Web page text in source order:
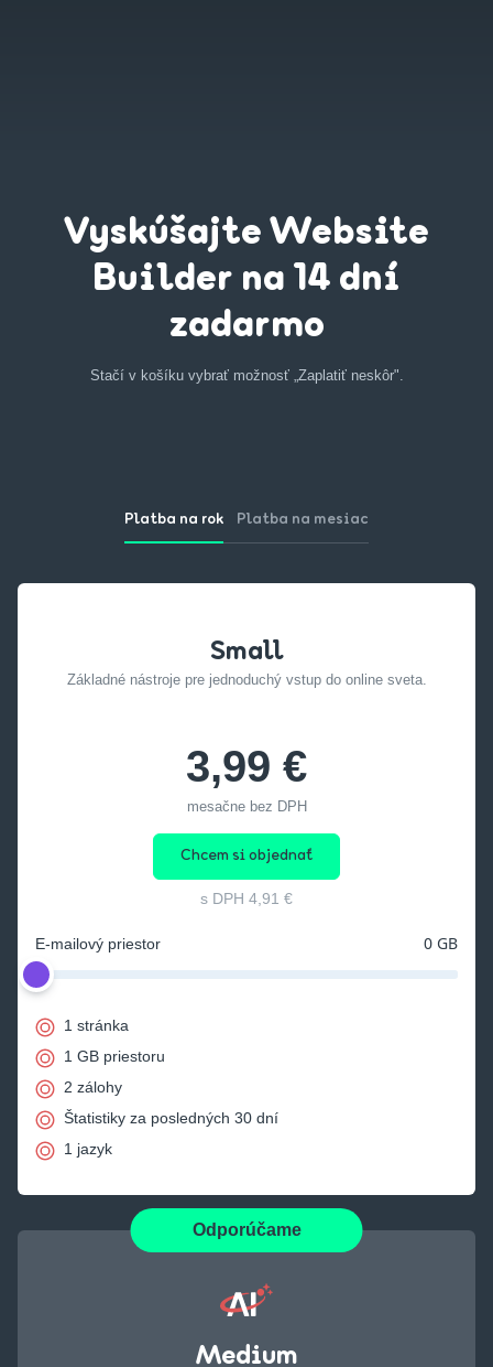
Vyskúšajte Website
Builder na 14 dní
zadarmo
Stačí v košíku vybrať možnosť „Zaplatiť neskôr".
Platba na rok Platba na mesiac
Small
Základné nástroje pre jednoduchý vstup do online sveta.
3,99 €
mesačne bez DPH
Chcem si objednať
s DPH 4,91 €
E-mailový priestor 0 GB
1 stránka
1 GB priestoru
2 zálohy
Štatistiky za posledných 30 dní
1 jazyk
Odporúčame
Medium